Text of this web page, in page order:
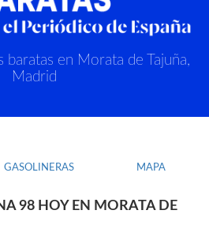
baratas en Morata de Tajuña,
Madrid
GASOLINERAS MAPA
98 HOY EN MORATA DE